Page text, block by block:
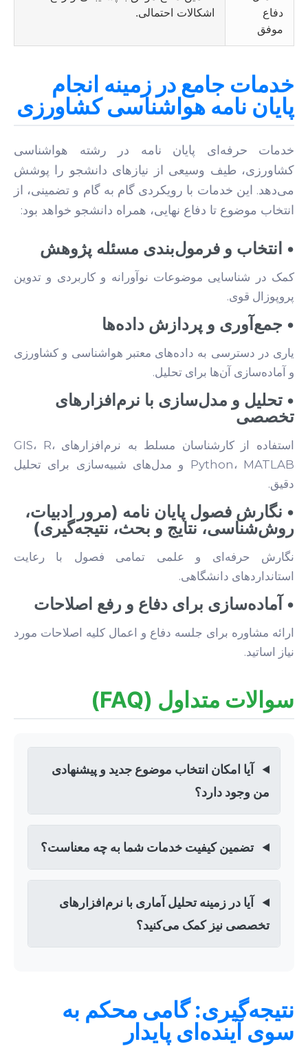
دفاع
موفق
اشکالات احتمالی.
خدمات جامع در زمینه انجام
پایان نامه هواشناسی کشاورزی
خدمات حرفه‌ای پایان نامه در رشته هواشناسی
کشاورزی، طیف وسیعی از نیازهای دانشجو را پوشش
می‌دهد. این خدمات با رویکردی گام به گام و تضمینی، از
انتخاب موضوع تا دفاع نهایی، همراه دانشجو خواهد بود:
• انتخاب و فرمول‌بندی مسئله پژوهش
کمک در شناسایی موضوعات نوآورانه و کاربردی و تدوین
پروپوزال قوی.
• جمع‌آوری و پردازش داده‌ها
یاری در دسترسی به داده‌های معتبر هواشناسی و کشاورزی
و آماده‌سازی آن‌ها برای تحلیل.
• تحلیل و مدل‌سازی با نرم‌افزارهای
تخصصی
استفاده از کارشناسان مسلط به نرم‌افزارهای GIS، R،
Python، MATLAB و مدل‌های شبیه‌سازی برای تحلیل
دقیق.
• نگارش فصول پایان نامه (مرور ادبیات،
روش‌شناسی، نتایج و بحث، نتیجه‌گیری)
نگارش حرفه‌ای و علمی تمامی فصول با رعایت
استانداردهای دانشگاهی.
• آماده‌سازی برای دفاع و رفع اصلاحات
ارائه مشاوره برای جلسه دفاع و اعمال کلیه اصلاحات مورد
نیاز اساتید.
سوالات متداول (FAQ)
آیا امکان انتخاب موضوع جدید و پیشنهادی
من وجود دارد؟
تضمین کیفیت خدمات شما به چه معناست؟
آیا در زمینه تحلیل آماری با نرم‌افزارهای
تخصصی نیز کمک می‌کنید؟
نتیجه‌گیری: گامی محکم به
سوی آینده‌ای پایدار